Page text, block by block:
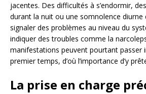
jacentes. Des difficultés à s’endormir,
durant la nuit ou une somnolence diurne
signaler des problèmes au niveau du
indiquer des troubles comme la
manifestations peuvent pourtant passer
premier temps, d’où l’importance d’y
La prise en charge